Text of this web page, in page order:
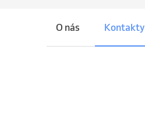
O nás Kontakty